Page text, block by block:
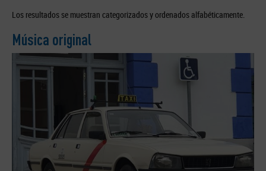
Los resultados se muestran categorizados y ordenados alfabéticamente.
Música original